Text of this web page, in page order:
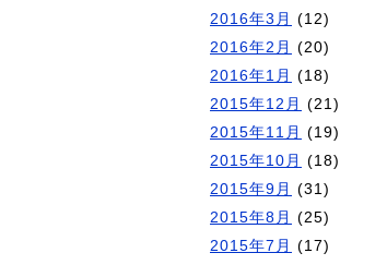
2016年3月
(12)
2016年2月
(20)
2016年1月
(18)
2015年12月
(21)
2015年11月
(19)
2015年10月
(18)
2015年9月
(31)
2015年8月
(25)
2015年7月
(17)